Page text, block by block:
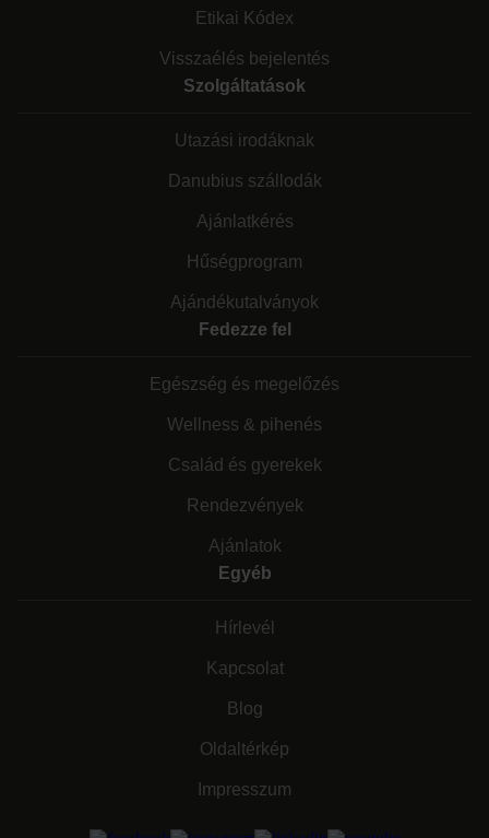
Etikai Kódex
Visszaélés bejelentés
Szolgáltatások
Utazási irodáknak
Danubius szállodák
Ajánlatkérés
Hűségprogram
Ajándékutalványok
Fedezze fel
Egészség és megelőzés
Wellness & pihenés
Család és gyerekek
Rendezvények
Ajánlatok
Egyéb
Hírlevél
Kapcsolat
Blog
Oldaltérkép
Impresszum